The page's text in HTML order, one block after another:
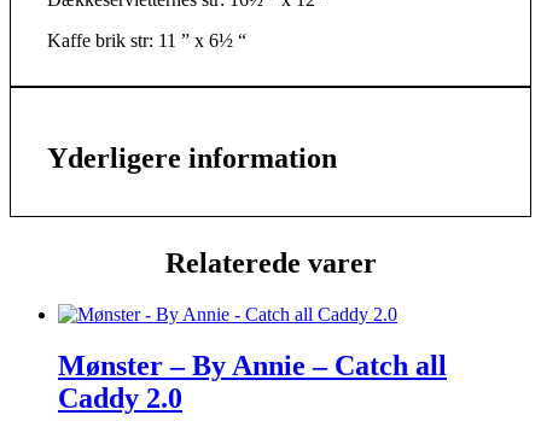
Kaffe brik str: 11 ” x 6½ “
Yderligere information
Relaterede varer
Mønster – By Annie – Catch all
Caddy 2.0